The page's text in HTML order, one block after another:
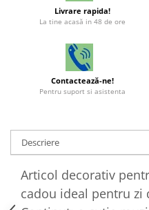
Livrare rapida!
La tine acasă in 48 de ore
Contactează-ne!
Pentru suport si asistenta
Descriere
Articol decorativ
cadou ideal pentru zi